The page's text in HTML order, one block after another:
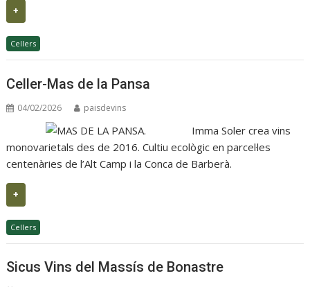
+
Cellers
Celler-Mas de la Pansa
04/02/2026 paisdevins
Imma Soler crea vins
monovarietals des de 2016. Cultiu ecològic en parcel·les
centenàries de l’Alt Camp i la Conca de Barberà.
+
Cellers
Sicus Vins del Massís de Bonastre